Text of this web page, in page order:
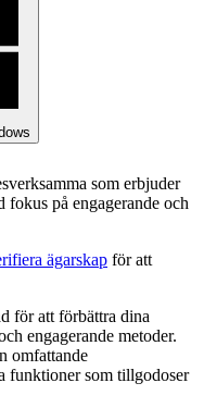
som erbjuder
fokus på engagerande och
ägarskap för att
för att förbättra dina
engagerande metoder.
omfattande
funktioner som tillgodoser